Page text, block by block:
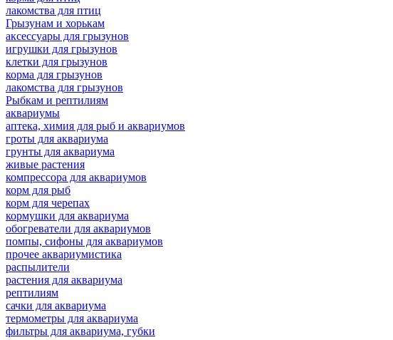
лакомства для птиц
Грызунам и хорькам
аксессуары для грызунов
игрушки для грызунов
клетки для грызунов
корма для грызунов
лакомства для грызунов
Рыбкам и рептилиям
аквариумы
аптека, химия для рыб и аквариумов
гроты для аквариума
грунты для аквариума
живые растения
компрессора для аквариумов
корм для рыб
корм для черепах
кормушки для аквариума
обогреватели для аквариумов
помпы, сифоны для аквариумов
прочее аквариумистика
распылители
растения для аквариума
рептилиям
сачки для аквариума
термометры для аквариума
фильтры для аквариума, губки